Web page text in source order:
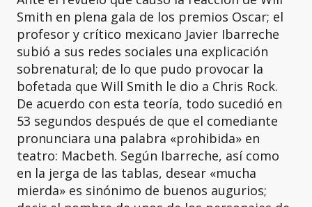
Smith en plena gala de los premios Oscar; el
profesor y crítico mexicano Javier Ibarreche
subió a sus redes sociales una explicación
sobrenatural; de lo que pudo provocar la
bofetada que Will Smith le dio a Chris Rock.
De acuerdo con esta teoría, todo sucedió en
53 segundos después de que el comediante
pronunciara una palabra «prohibida» en
teatro: Macbeth. Según Ibarreche, así como
en la jerga de las tablas, desear «mucha
mierda» es sinónimo de buenos augurios;